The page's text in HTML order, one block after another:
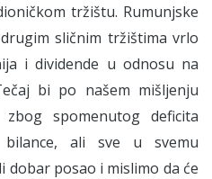
tržištu. Rumunjske
sličnim tržištima vrlo
i dividende u odnosu na
bi po našem mišljenju
spomenutog deficita
ali sve u svemu
dobar posao i mislimo da će